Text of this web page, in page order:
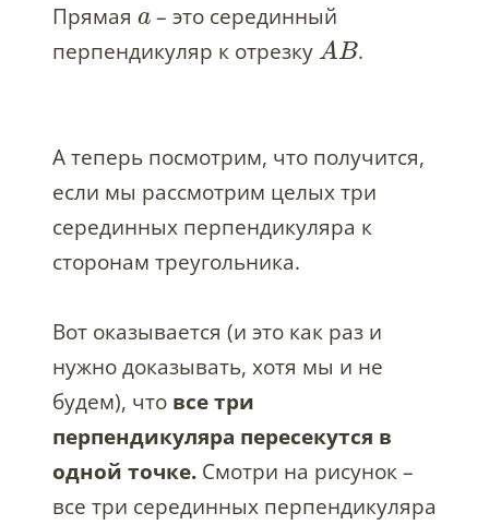
Прямая a – это серединный
перпендикуляр к отрезку AB.
А теперь посмотрим, что получится,
если мы рассмотрим целых три
серединных перпендикуляра к
сторонам треугольника.
Вот оказывается (и это как раз и
нужно доказывать, хотя мы и не
будем), что все три
перпендикуляра пересекутся в
одной точке. Смотри на рисунок –
все три серединных перпендикуляра